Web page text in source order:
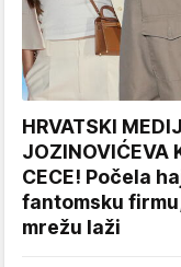
HRVATSKI
JOZINOVIĆEVA
CECE! Počela
fantomsku
mrežu laži